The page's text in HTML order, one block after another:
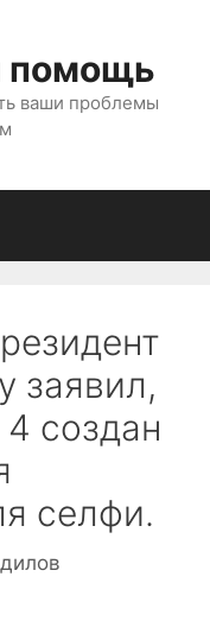
помощь
ваши проблемы
заявил,
создан
селфи.